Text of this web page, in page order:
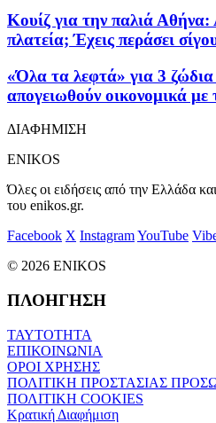
Κουίζ για την παλιά Αθήνα:
πλατεία; Έχεις περάσει
«Όλα τα λεφτά» για 3
απογειωθούν οικονομικά
ΔΙΑΦΗΜΙΣΗ
ENIKOS
Όλες οι ειδήσεις από την Ελλάδα
του enikos.gr.
Facebook X InstagramYouTube
© 2026 ENIKOS
ΠΛΟΗΓΗΣΗ
ΤΑΥΤΟΤΗΤΑ
ΕΠΙΚΟΙΝΩΝΙΑ
ΟΡΟΙ ΧΡΗΣΗΣ
ΠΟΛΙΤΙΚΗ ΠΡΟΣΤΑΣΙΑΣ
ΠΟΛΙΤΙΚΗ COOKIES
Κρατική Διαφήμιση